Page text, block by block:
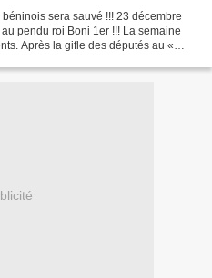
sera sauvé !!! 23 décembre
pendu roi Boni 1er !!! La semaine
Après la gifle des députés au «